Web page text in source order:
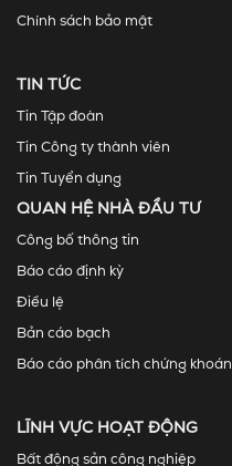
Chính sách bảo mật
TIN TỨC
Tin Tập đoàn
Tin Công ty thành viên
Tin Tuyển dụng
QUAN HỆ NHÀ ĐẦU TƯ
Công bố thông tin
Báo cáo định kỳ
Điều lệ
Bản cáo bạch
Báo cáo phân tích chứng khoán
LĨNH VỰC HOẠT ĐỘNG
Bất động sản công nghiệp